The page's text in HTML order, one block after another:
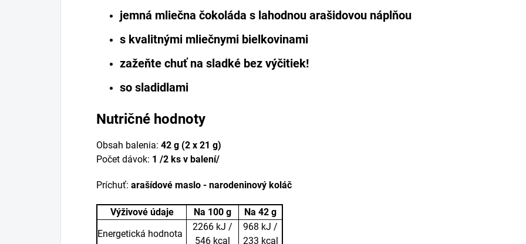
jemná mliečna čokoláda s lahodnou arašidovou náplňou
s kvalitnými mliečnymi bielkovinami
zažeňte chuť na sladké bez výčitiek!
so sladidlami
Nutričné hodnoty
Obsah balenia: 42 g (2 x 21 g)
Počet dávok: 1 /2 ks v balení/
Príchuť: arašídové maslo - narodeninový koláč
Výživové údaje Na 100 g
Na 42 g
Energetická hodnota
2266 kJ /
546 kcal
968 kJ /
233 kcal